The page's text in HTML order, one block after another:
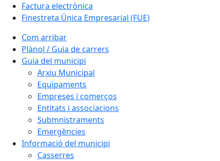
Factura electrònica
Finestreta Única Empresarial (FUE)
Com arribar
Plànol / Guia de carrers
Guia del municipi
Arxiu Municipal
Equipaments
Empreses i comerços
Entitats i associacions
Submnistraments
Emergències
Informació del municipi
Casserres